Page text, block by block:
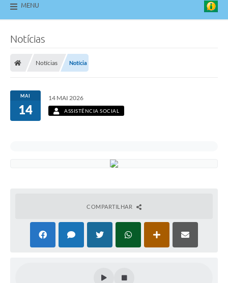
MENU
Notícias
Notícias Notícia
MAI
14
14 MAI 2026
ASSISTÊNCIA SOCIAL
COMPARTILHAR